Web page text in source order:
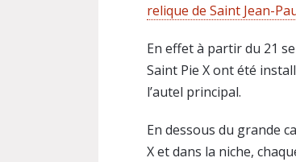
relique de Saint Jean-
En effet à partir du 21
Saint Pie X ont été
l’autel principal.
En dessous du grande
X et dans la niche,